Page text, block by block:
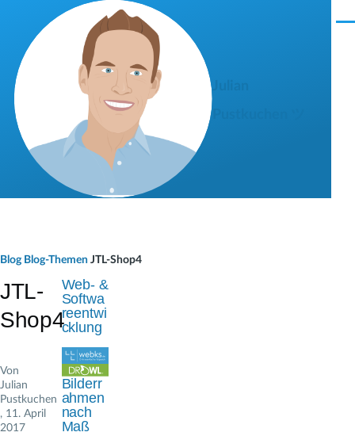
Direkt zum Inhalt
M
a
d
n
a
v
Blog Blog-ThemenJTL-Shop4
JTL-
Shop4
Von
Julian
Pustkuchen
, 11. April
2017
Web- &
Softwa
reentwi
cklung
Bilderr
ahmen
nach
Maß